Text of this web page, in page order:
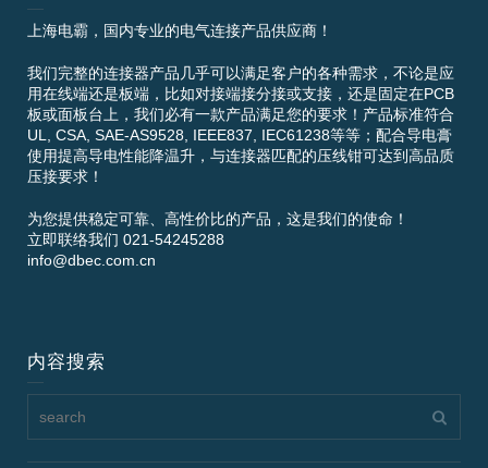
上海电霸，国内专业的电气连接产品供应商！
我们完整的连接器产品几乎可以满足客户的各种需求，不论是应
用在线端还是板端，比如对接端接分接或支接，还是固定在PCB
板或面板台上，我们必有一款产品满足您的要求！产品标准符合
UL, CSA, SAE-AS9528, IEEE837, IEC61238等等；配合导电膏
使用提高导电性能降温升，与连接器匹配的压线钳可达到高品质
压接要求！
为您提供稳定可靠、高性价比的产品，这是我们的使命！
立即联络我们 021-54245288
info@dbec.com.cn
内容搜索